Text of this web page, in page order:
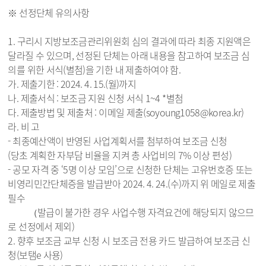
※ 선정단체 유의사항
1. 구리시 지방보조금관리위원회 심의 결과에 따라 최종 지원액은
달라질 수 있으며, 선정된 단체는 아래 내용을 참고하여 보조금 심
의를 위한 서식(별첨)을 기한 내 제출하여야 함.
가. 제출기한 : 2024. 4. 15.(월)까지
나. 제출서식 : 보조금 지원 신청 서식 1~4 *별첨
다. 제출방법 및 제출처 : 이메일 제출(soyoung1058@korea.kr)
라. 비 고
- 최종예산액이 반영된 사업계획서를 첨부하여 보조금 신청
(당초 계획한 자부담 비율을 지켜 총 사업비의 7% 이상 편성)
- 공모 자격 중 ‘5명 이상 모임’으로 신청한 단체는 고유번호증 또는
비영리민간단체증을 발급받아 2024. 4. 24.(수)까지 위 메일로 제출
필수
（발급이 불가한 경우 사업수행 자격요건에 해당되지 않으므
로 선정에서 제외)
2. 향후 보조금 교부 신청 시 보조금 전용 카드 발급하여 보조금 신
청(보탬e 사용)